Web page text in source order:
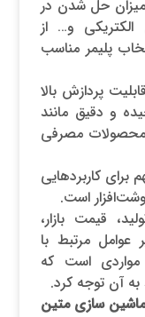
حل شدن در
و… از
مناسب
پردازش بالا
مانند
مصرفی
کاربردهایی
است.
بازار،
مرتبط با
است که
توجه کرد.
سازی متین